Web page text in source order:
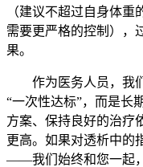
（建议不超过自身体
需要更严格的控制），
果。
作为医务人员，我
“一次性达标”，而是长
方案、保持良好的治疗
更高。如果对透析中的
——我们始终和您一起